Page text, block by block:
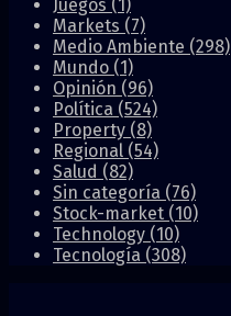
Juegos (1)
Markets (7)
Medio Ambiente (298)
Mundo (1)
Opinión (96)
Política (524)
Property (8)
Regional (54)
Salud (82)
Sin categoría (76)
Stock-market (10)
Technology (10)
Tecnología (308)